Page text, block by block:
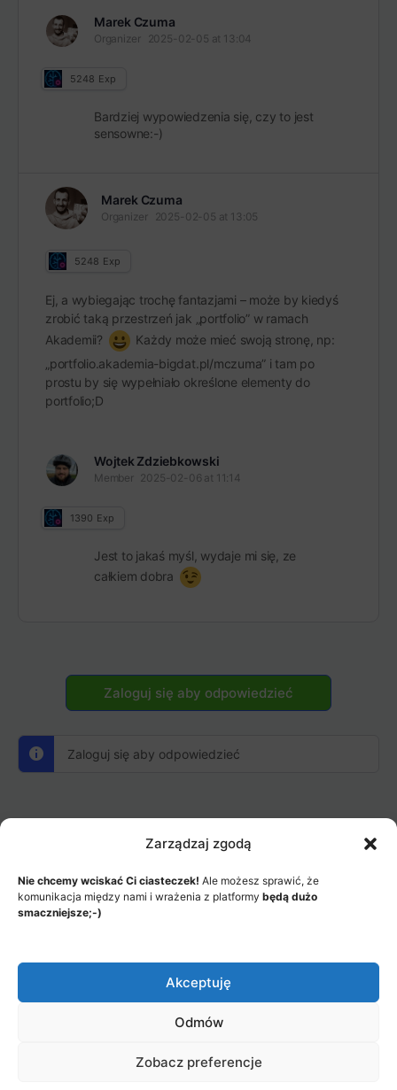
Zarządzaj zgodą
Nie chcemy wciskać Ci ciasteczek! Ale możesz sprawić, że
komunikacja między nami i wrażenia z platformy będą dużo
smaczniejsze;-)
Akceptuję
Odmów
Zobacz preferencje
Marek Czuma
Organizer 2025-02-05 at 13:04
5248 Exp
Bardziej wypowiedzenia się, czy to jest
sensowne:-)
Marek Czuma
Organizer 2025-02-05 at 13:05
5248 Exp
Ej, a wybiegając trochę fantazjami – może by kiedyś
zrobić taką przestrzeń jak „portfolio” w ramach
Akademii?
Każdy może mieć swoją stronę, np:
„portfolio.akademia-bigdat.pl/mczuma” i tam po
prostu by się wypełniało określone elementy do
portfolio;D
Wojtek Zdziebkowski
Member 2025-02-06 at 11:14
1390 Exp
Jest to jakaś myśl, wydaje mi się, ze
całkiem dobra
Zaloguj się aby odpowiedzieć
Zaloguj się aby odpowiedzieć
JAK TO DZIAŁA?
© 2026 - Akademia Big Data, Stworzone przez: Riotech Data